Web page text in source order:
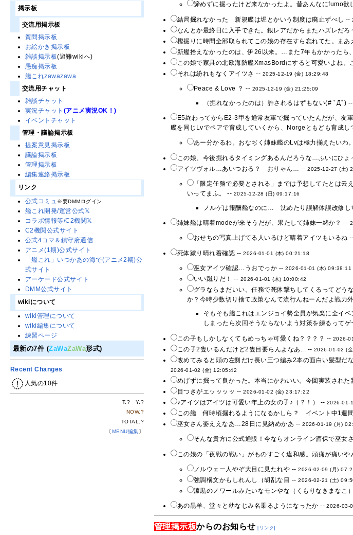
諦めずに掘ったけど来なかったよ。昔あんなにfumo
結局掘れなかった 新規艦は堀とかいう制度は廃止ずべし --
なんとか最終日に入手できた。銀レアだからまたハズレだ
樫掘りに時間全部取られてこの娘の存在すら忘れてた。ま
新艦拾えなかったのは、伊26以来。…また7年もかかったら
この娘で家具の北欧海防艦XmasBordにすると可愛いよね
それは紛れもなくアイツさ -- 2025-12-19 (金) 18:29:48
Peace & Love ？ -- 2025-12-19 (金) 21:25:09
（掘れなかったのは）許されるはずもない(# ﾟДﾟ)
E5終わってからE2-3甲を通常友軍で掘っていたんだが、
艦を同じLvでペアで育成していくから、Norgeともども育成
あー分かるわ。おなぢく姉妹艦のLvは極力揃えたいわ
この娘、今後掘れるタイミングあるんだろうな…ふいにひ
アイツヴォル…あいつおる？ おりゃん… --2025-12-27 (土)
「限定任務で必要とされる」までは予想してたとは
いってまふ。 -- 2025-12-28 (日) 09:17:16
ノルゲは報酬艦なのに… 沈めたり誤解体誤改修
姉妹艦は晴着modeが来そうだが、果たして姉妹一緒か？ --
おせちの写真上げてる人いるけど晴着アイツもいるね
死体蹴り晴れ着確認 --2026-01-01 (木) 00:21:18
巫女アイツ確認…うおでっか --2026-01-01 (木) 09:38:11
いい蹴りだ！ -- 2026-01-01 (木) 10:00:42
グラならまだいい。任務で死体撃ちしてくるってど
か？今時少数切り捨て政策なんて流行んねーんだよ戦力
そもそも艦これはエンジョイ勢全員が気楽に全イ
しまったら次回そうならないよう対策を練るって
この子もしかしなくてもめっちゃ可愛くね？？？？ -- 2026-
この子2隻いるんだけど2隻目要らんよなあ... -- 2026-01-02 (
改めてみると頭の左側だけ長い三つ編み2本の面白い髪型だ
2026-01-02 (金) 12:05:42
めげずに掘って良かった。本当にかわいい。今回実装され
目つきがエッッッッ --2026-01-02 (金) 23:17:22
♪アイツはアイツは可愛い年上の女の子♪（？！） -- 2026-01-
この艦 何時頃掘れるようになるかしら？ イベント中1週
巫女さん姿ええなあ…28日に見納めかあ --2026-01-19 (月)
そんな貴方に公式通販！今ならオンライン酒保で巫女
この娘の「夜戦の戦い」がものすごく違和感。頭痛が痛い
ノルウェー人やぞ大目に見たれや --2026-02-09 (月)
強調構文かもしれんし（胡乱な目 --2026-02-21 (土)
漆黒のノワールみたいなモンやな（くもりなきまなこ
あの黒羊、堂々と幼なじみ名乗るようになったか --2026-03-
管理掲示板からのお知らせ [リンク]
掲示板
交流用掲示板
質問掲示板
お絵かき掲示板
雑談掲示板(避難wikiへ)
愚痴掲示板
艦これzawazawa
交流用チャット
雑談チャット
実況チャット (アニメ実況OK！)
イベントチャット
管理・議論掲示板
提案意見掲示板
議論掲示板
管理掲示板
編集連絡掲示板
リンク
公式コミュ※要DMMログイン
艦これ開発/運営公式𝕏
コラボ情報等/C2機関𝕏
C2機関公式サイト
公式4コマ＆鎮守府通信
アニメ(1期)公式サイト
「艦これ」いつかあの海で(アニメ2期)公
式サイト
アーケード公式サイト
DMM公式サイト
wikiについて
wiki管理について
wiki編集について
練習ページ
最新の7件 (ZaWaZaWa形式)
Recent Changes
人気の10件
T.? Y.?
NOW.?
TOTAL.?
〔 MENU編集 〕